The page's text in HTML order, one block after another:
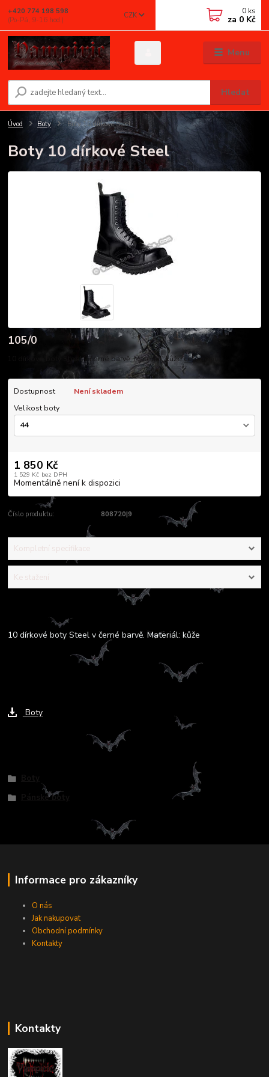
Menu
CZK
Hledat
+420 774 198 598
(Po-Pá, 9-16 hod.)
0 ks
za 0 Kč
Úvod Boty Boty 10 dírkové Steel
Boty 10 dírkové Steel
105/0
10 dírkové boty Steel v černé barvě. Materiál: kůžecelý popis
Dostupnost
Není skladem
Velikost boty
1 850 Kč
1 529 Kč bez DPH
Momentálně není k dispozici
Číslo produktu: 808720|9
Kompletní specifikace
Ke stažení
Kompletní specifikace
10 dírkové boty Steel v černé barvě. Materiál: kůže
Boty
Pánské boty
Informace pro zákazníky
O nás
Jak nakupovat
Obchodní podmínky
Kontakty
Kontakty